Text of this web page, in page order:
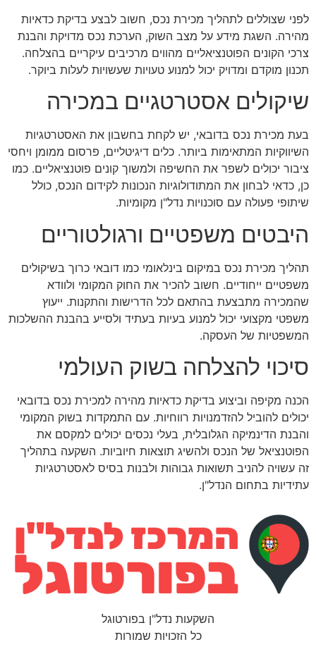
לפני שצוללים לתהליך מכירת נכס, חשוב לבצע בדיקת כדאיות
מהירה. השגת מידע על מצב השוק, הערכת נכס מדויקת והבנת
צרכי הקונים הפוטנציאליים מהווים מרכיבים עיקריים בהצלחה.
תכנון מוקדם ומדויק יכול למנוע טעויות שעשויות לעלות ביוקר.
שיקולים אסטרטגיים במכירה
בעת מכירת נכס בדובאי, יש לקחת בחשבון את האסטרטגיות
השיווקיות המתאימות ביותר. כלים דיגיטליים, פרסום ממומן ויחסי
ציבור יכולים לשפר את החשיפה ולמשוך קונים פוטנציאליים. כמו
כן, כדאי לבחון את המתודולוגיות הנכונות לקידום הנכס, כולל
שיתופי פעולה עם סוכנויות נדל"ן מקומיות.
היבטים משפטיים ורגולטוריים
תהליך מכירת נכס במיקום בינלאומי כמו דובאי כרוך בשיקולים
משפטיים ייחודיים. חשוב להכיר את החוק המקומי ולוודא
שהמכירה מתבצעת בהתאם לכל הדרישות והתקנות. ייעוץ
משפטי מקצועי יכול למנוע בעיות בעתיד ולסייע בהבנת ההשלכות
המשפטיות של העסקה.
סיכוי להצלחה בשוק העולמי
הכנה מקיפה וביצוע בדיקת כדאיות מהירה למכירת נכס בדובאי
יכולים להוביל להזדמנויות רווחיות. עם התמקדות בשוק המקומי
והבנת הדינמיקה הגלובלית, בעלי נכסים יכולים למקסם את
הפוטנציאל של הנכס ולהשיג תוצאות חיוביות. השקעה בתהליך
זה עשויה להניב תשואות גבוהות ולבנות בסיס לאסטרטגיות
עתידיות בתחום הנדל"ן.
השקעות נדל"ן בפורטוגל
כל הזכויות שמורות